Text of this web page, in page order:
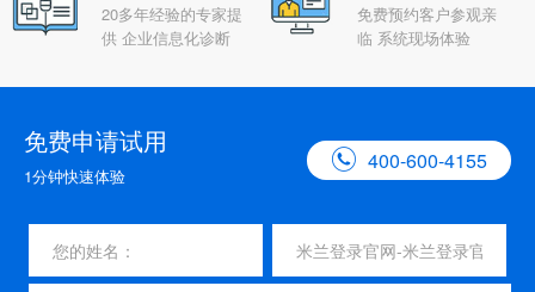
20多年经验的专家提
供 企业信息化诊断
免费预约客户参观亲
临 系统现场体验
免费申请试用
1分钟快速体验
 400-600-4155